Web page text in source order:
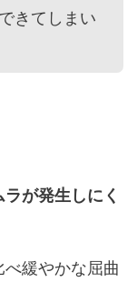
きてしまい
が発生しにく
緩やかな屈曲